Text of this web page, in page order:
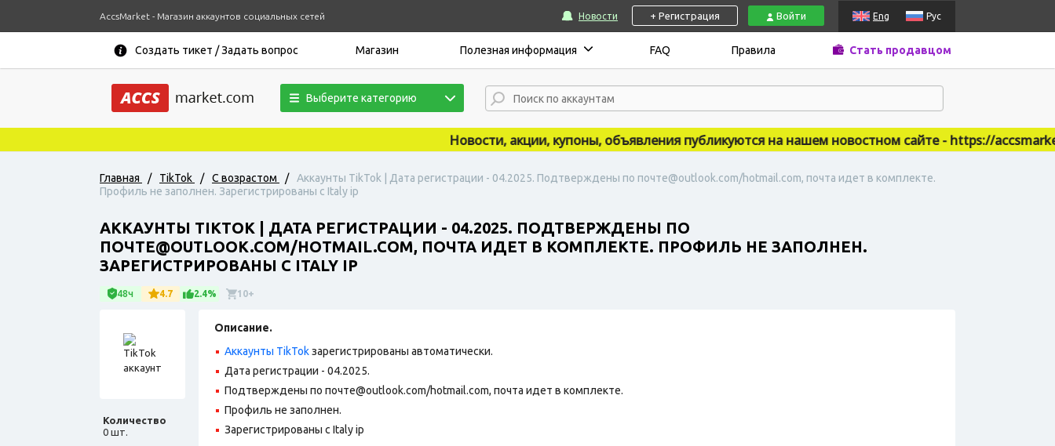
AccsMarket - Магазин аккаунтов социальных сетей Новости + Регистрация Войти Eng Рус
Создать тикет / Задать вопрос Магазин Полезная информация FAQ Правила Стать продавцом
Выберите категорию
Новости, акции, купоны, объявления публикуются на нашем новостном сайте - https://
Главная / TikTok / С возрастом /
Аккаунты TikTok | Дата регистрации - 04.2025. Подтверждены по почте@outlook.com/hotmail.com, почта идет в комплекте.
Профиль не заполнен. Зарегистрированы с Italy ip
АККАУНТЫ TIKTOK | ДАТА РЕГИСТРАЦИИ - 04.2025. ПОДТВЕРЖДЕНЫ ПО
ПОЧТЕ@OUTLOOK.COM/HOTMAIL.COM, ПОЧТА ИДЕТ В КОМПЛЕКТЕ. ПРОФИЛЬ НЕ ЗАПОЛНЕН.
ЗАРЕГИСТРИРОВАНЫ С ITALY IP
48ч 4.7 2.4% 10+
Количество
0 шт.
Описание.
Аккаунты TikTokзарегистрированы автоматически.
Дата регистрации - 04.2025.
Подтверждены по почте@outlook.com/hotmail.com, почта идет в комплекте.
Профиль не заполнен.
Зарегистрированы с Italy ip